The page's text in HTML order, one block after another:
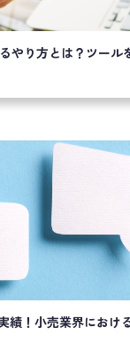
やり方とは？ツール
績！小売業界におけ